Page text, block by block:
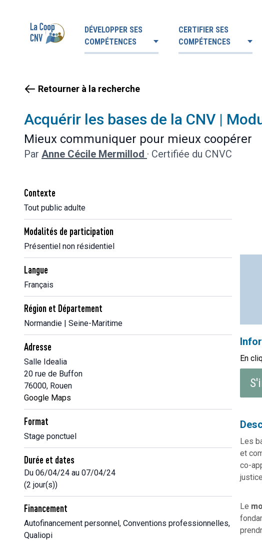
DÉVELOPPER SES
COMPÉTENCES
CERTIFIER SES
COMPÉTENCES
Retourner à la recherche
Acquérir les bases de la CNV |
Mieux communiquer pour mieux coopérer
Par Anne Cécile Mermillod · Certifiée du CNVC
Contexte
Tout public adulte
Modalités de participation
Présentiel non résidentiel
Langue
Français
Région et Département
Normandie | Seine-Maritime
Adresse
Salle Idealia
20 rue de Buffon
76000, Rouen
Google Maps
Format
Stage ponctuel
Durée et dates
Du 06/04/24 au 07/04/24
(2 jour(s))
Financement
Autofinancement personnel, Conventions professionnelles,
Qualiopi
En
Les
et
co-
Le